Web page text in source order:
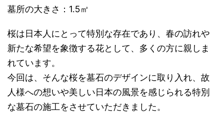
墓所の大きさ：1.5㎡
桜は日本人にとって特別な存在であり、春の訪れや
新たな希望を象徴する花として、多くの方に親しま
れています。
今回は、そんな桜を墓石のデザインに取り入れ、故
人様への想いや美しい日本の風景を感じられる特別
な墓石の施工をさせていただきました。